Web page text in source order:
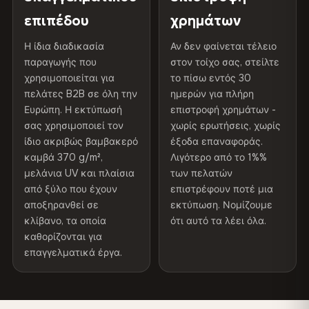
ΑΠΟΣΤΟΛΉ & ΠΡΟΣΑΡΜΟΣΜΈΝΑ ΜΕΓΈΘΗ
Αποστολή σε όλη την ΕΕ. Προσαρμοσμένα μεγέθη
κατόπιν αιτήματος.
Χρώματα που δεν ξεθωριάζουν
Μελάνια ανθεκτικά στην υπεριώδη ακτινοβολία, που
έχουν βαθμολογηθεί για μακροχρόνια διατήρηση του
χρώματος - ακόμη και στο άμεσο ηλιακό φως
Φαίνεται καλύτερο από τις φωτογραφίες
Η ανάλυση εκτύπωσης μουσειακού επιπέδου αποτυπώνει
κάθε λεπτομέρεια - οι πελάτες λένε ότι είναι ακόμα πιο
εντυπωσιακή από κοντά
Εσωτερικού/
εξωτερικού χώρου
Συνιστάται η χρήση σε
εσωτερικούς χώρους
Made In Βουλγαρία, ΕΕ
Κωδικός προϊόντος VH-CP-0037
Διαβάστε την πλήρη πολιτική αποστολής και
επιστροφών
επιπέδου
Η ίδια διαδικασία
παραγωγής που
χρησιμοποιείται για
πελάτες B2B σε όλη την
Ευρώπη. Η εκτύπωσή
σας χρησιμοποιεί τον
ίδιο ακριβώς βαμβακερό
καμβά 370 g/m²,
μελάνια UV και πλαίσια
από ξύλο που έχουν
αποξηρανθεί σε
κλίβανο, τα οποία
καθορίζονται για
επαγγελματικά έργα.
χρημάτων
Αν δεν φαίνεται τέλειο
στον τοίχο σας, στείλτε
το πίσω εντός 30
ημερών για πλήρη
επιστροφή χρημάτων -
χωρίς ερωτήσεις, χωρίς
έξοδα επαναφοράς.
Λιγότερο από το 1%%
των πελατών
επιστρέφουν ποτέ μια
εκτύπωση. Νομίζουμε
ότι αυτό τα λέει όλα.